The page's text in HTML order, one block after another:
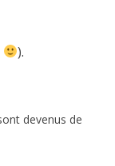
).
devenus de